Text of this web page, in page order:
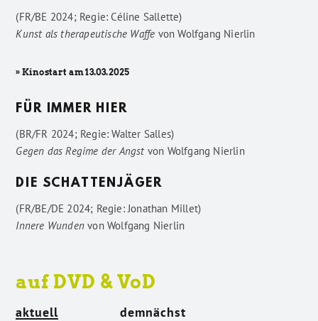
(FR/BE 2024; Regie: Céline Sallette)
Kunst als therapeutische Waffe vonWolfgang Nierlin
» Kinostart am 13.03.2025
FÜR IMMER HIER
(BR/FR 2024; Regie: Walter Salles)
Gegen das Regime der Angstvon Wolfgang Nierlin
DIE SCHATTENJÄGER
(FR/BE/DE 2024; Regie: Jonathan Millet)
Innere Wunden vonWolfgang Nierlin
auf DVD & VoD
aktuell demnächst